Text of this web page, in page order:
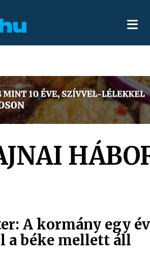
A kormány egy
a béke mellett áll